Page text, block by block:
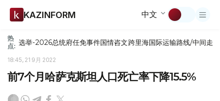
KAZINFORM 中文
热
点: 选举-2026总统府任免事件国情咨文跨里海国际运输路线/中间走廊
18:45, 21 9月 2022
前7个月哈萨克斯坦人口死亡率下降15.5%